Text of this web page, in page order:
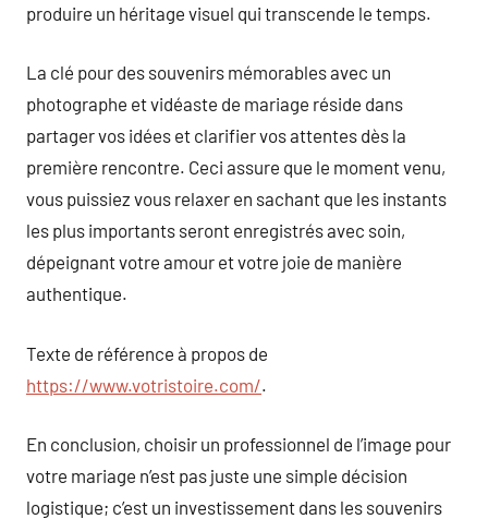
produire un héritage visuel qui transcende le temps.
La clé pour des souvenirs mémorables avec un
photographe et vidéaste de mariage réside dans
partager vos idées et clarifier vos attentes dès la
première rencontre. Ceci assure que le moment venu,
vous puissiez vous relaxer en sachant que les instants
les plus importants seront enregistrés avec soin,
dépeignant votre amour et votre joie de manière
authentique.
Texte de référence à propos de
https://www.votristoire.com/.
En conclusion, choisir un professionnel de l’image pour
votre mariage n’est pas juste une simple décision
logistique; c’est un investissement dans les souvenirs